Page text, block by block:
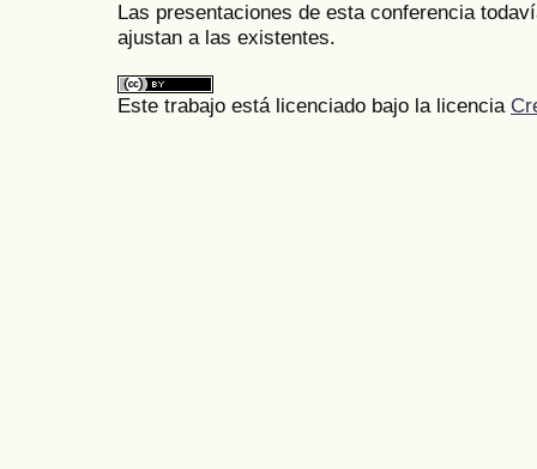
Las presentaciones de esta conferencia
ajustan a las existentes.
Este trabajo está licenciado bajo la licencia